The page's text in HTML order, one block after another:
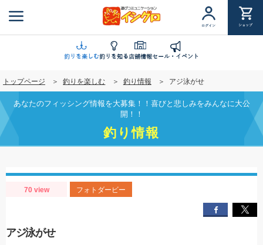
ン
に
移
動
ログイン ショップ
釣りを楽しむ釣りを知る店舗情報セール・イベント
トップページ 釣りを楽しむ 釣り情報 アジ泳がせ
あなたのフィッシング情報を大募集！！喜びと悲しみをみんなに大公
開！！
釣り情報
70 view フォトダービー
アジ泳がせ